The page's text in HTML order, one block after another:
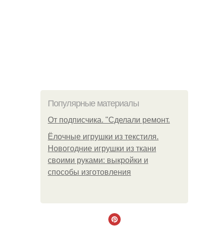
Популярные материалы
От подписчика. "Сделали ремонт.
Ёлочные игрушки из текстиля.
Новогодние игрушки из ткани
своими руками: выкройки и
способы изготовления